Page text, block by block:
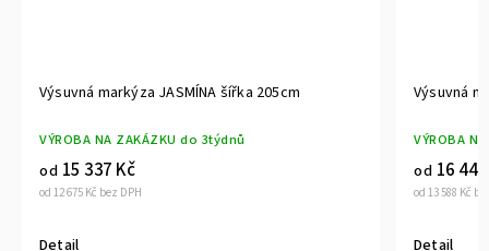
Výsuvná markýza JASMÍNA šířka 240cm
VÝROBA NA ZAKÁZKU do 3týdnů
od 13 588 Kč bez DPH
od16 441 Kč